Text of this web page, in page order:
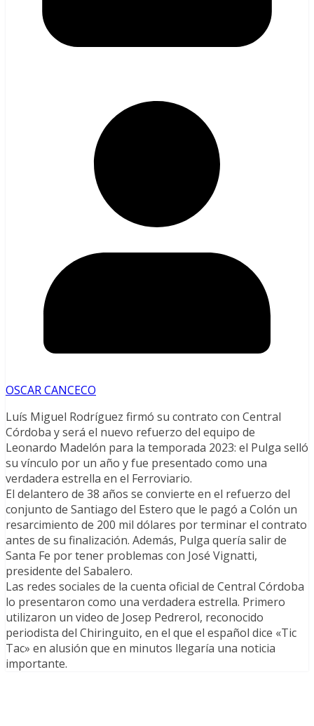
OSCAR CANCECO
Luís Miguel Rodríguez firmó su contrato con Central
Córdoba y será el nuevo refuerzo del equipo de
Leonardo Madelón para la temporada 2023: el Pulga selló
su vínculo por un año y fue presentado como una
verdadera estrella en el Ferroviario.
El delantero de 38 años se convierte en el refuerzo del
conjunto de Santiago del Estero que le pagó a Colón un
resarcimiento de 200 mil dólares por terminar el contrato
antes de su finalización. Además, Pulga quería salir de
Santa Fe por tener problemas con José Vignatti,
presidente del Sabalero.
Las redes sociales de la cuenta oficial de Central Córdoba
lo presentaron como una verdadera estrella. Primero
utilizaron un video de Josep Pedrerol, reconocido
periodista del Chiringuito, en el que el español dice «Tic
Tac» en alusión que en minutos llegaría una noticia
importante.